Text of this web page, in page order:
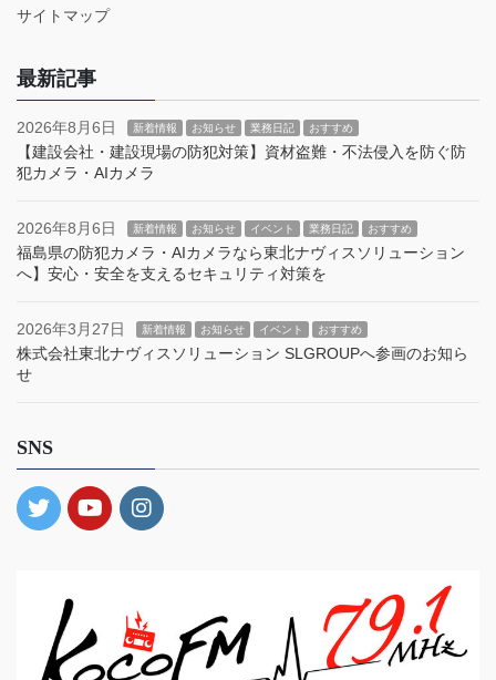
サイトマップ
最新記事
2026年8月6日 新着情報 お知らせ 業務日記 おすすめ
【建設会社・建設現場の防犯対策】資材盗難・不法侵入を防ぐ防
犯カメラ・AIカメラ
2026年8月6日 新着情報 お知らせ イベント 業務日記 おすすめ
福島県の防犯カメラ・AIカメラなら東北ナヴィスソリューション
へ】安心・安全を支えるセキュリティ対策を
2026年3月27日 新着情報 お知らせ イベント おすすめ
株式会社東北ナヴィスソリューション SLGROUPへ参画のお知ら
せ
SNS